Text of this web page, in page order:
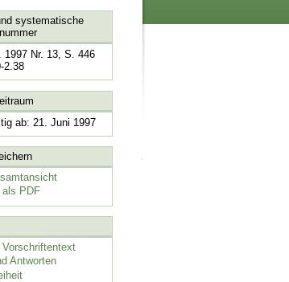
systematische
1997 Nr. 13, S. 446
2.38
ab: 21. Juni 1997
PDF
Vorschriftentext
Antworten